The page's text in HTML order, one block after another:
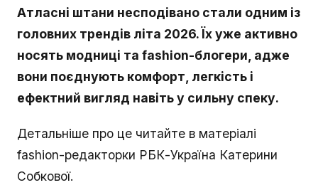
Атласні штани несподівано стали одним із
головних трендів літа 2026. Їх уже активно
носять модниці та fashion-блогери, адже
вони поєднують комфорт, легкість і
ефектний вигляд навіть у сильну спеку.
Детальніше про це читайте в матеріалі
fashion-редакторки РБК-Україна Катерини
Собкової.